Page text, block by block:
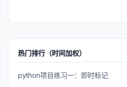
热门排行（时间加权）
python项目练习一：即时标记